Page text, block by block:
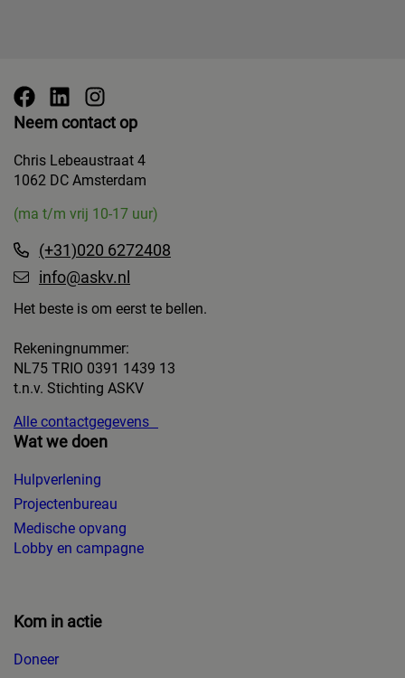
Neem contact op
Chris Lebeaustraat 4
1062 DC Amsterdam
(ma t/m vrij 10-17 uur)
(+31)020 6272408
info@askv.nl
Het beste is om eerst te bellen.
Rekeningnummer:
NL75 TRIO 0391 1439 13
t.n.v. Stichting ASKV
Alle contactgegevens
Wat we doen
Hulpverlening
Projectenbureau
Medische opvang
Lobby en campagne
Kom in actie
Doneer